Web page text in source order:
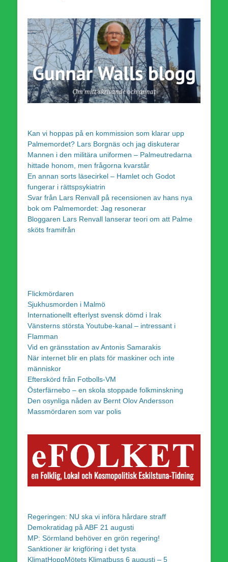
Kan vi hoppas på en kommission som klarar upp
Palmemordet? Lars Borgnäs och jag diskuterar
Mannen i den militära uniformen – Palmeutredarna
hittade honom, men frågorna kvarstår
En annan sorts läsecirkel – Hamlet och Godot
fungerar i rättspsykiatrin
Svar från Lars Renvall på recensionen av hans nya
bok om Palmemordet: Jag resonerar
Bloggaren Lars Renvall lanserar teori om att Palme
sköts framifrån
Flickmördaren
Sjukhusmorden i Malmö
Internationellt efterlyst svensk dömd i Irak
Vänsterns största Youtube-kanal – intressant i
Flamman
Vid en gränsstation av Antonis Samarakis
När internet blir en plats för maskiner och inte
människor
Efterskörd från Fotbolls-VM
Österfärnebo – en skola stoppade folkminskning
Den osynliga nåden av Bernt Olov Andersson
Massmördaren som var polis
Regeringen: NU ska vi införa hårdare straff
Demokratidag på ABF 21 augusti
MP: Sörmland behöver en grön regering!
Sanktioner är krigföring i det tysta
KlimatHoppMötets Klimatbuss 6 augusti – 5